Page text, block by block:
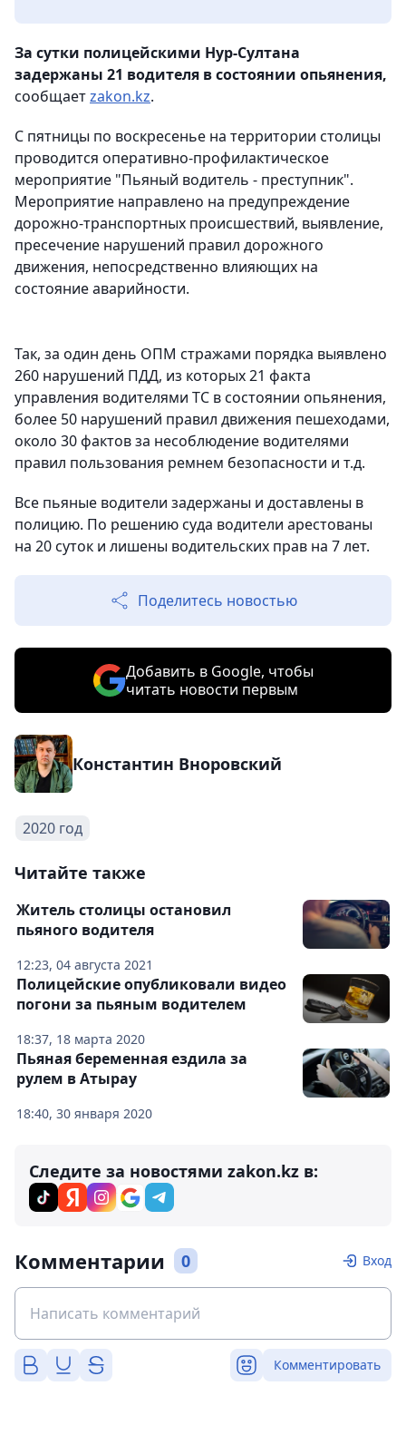
За сутки полицейскими Нур-Султана
задержаны 21 водителя в состоянии опьянения,
сообщаетzakon.kz.
С пятницы по воскресенье на территории столицы
проводится оперативно-профилактическое
мероприятие "Пьяный водитель - преступник".
Мероприятие направлено на предупреждение
дорожно-транспортных происшествий, выявление,
пресечение нарушений правил дорожного
движения, непосредственно влияющих на
состояние аварийности.
Так, за один день ОПМ стражами порядка выявлено
260 нарушений ПДД, из которых 21 факта
управления водителями ТС в состоянии опьянения,
более 50 нарушений правил движения пешеходами,
около 30 фактов за несоблюдение водителями
правил пользования ремнем безопасности и т.д.
Все пьяные водители задержаны и доставлены в
полицию. По решению суда водители арестованы
на 20 суток и лишены водительских прав на 7 лет.
Поделитесь новостью
Добавить в Google, чтобы
читать новости первым
Константин Вноровский
2020 год
Читайте также
12:23, 04 августа 2021
Житель столицы остановил
пьяного водителя
18:37, 18 марта 2020
Полицейские опубликовали видео
погони за пьяным водителем
18:40, 30 января 2020
Пьяная беременная ездила за
рулем в Атырау
Следите за новостями zakon.kz в:
Комментарии 0 Вход
Комментировать